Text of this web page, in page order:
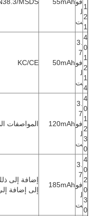
1
2
1
ل
ت
4
0
1
2
1
4
3.
7
فو
ل
ت
50mAh
KC/CE
4
0
1
2
3
0
3.
7
فو
ل
ت
120mAh المواصفات
4
0
2
0
3
0
3.
7
فو
ل
ت
185mAh
إضافة إلى
إلى إضافة